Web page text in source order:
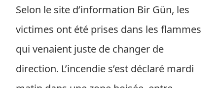
Selon le site d’information Bir Gün, les
victimes ont été prises dans les flammes
qui venaient juste de changer de
direction. L’incendie s’est déclaré mardi